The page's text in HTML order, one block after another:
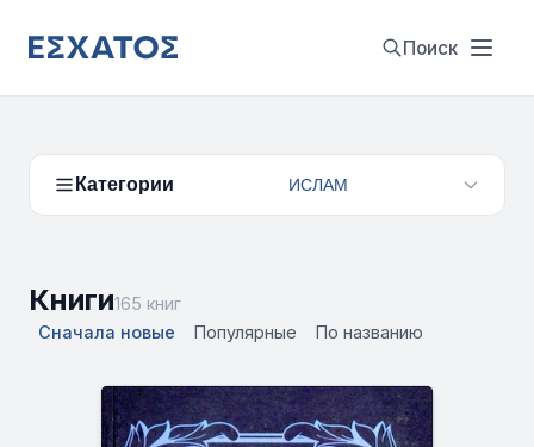
Поиск
Категории ИСЛАМ
Книги165 книг
Сначала новые
Популярные По названию